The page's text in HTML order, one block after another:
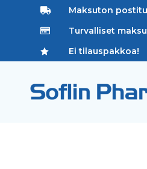
 Maksuton
 Turvalliset
 Ei tilauspakkoa!